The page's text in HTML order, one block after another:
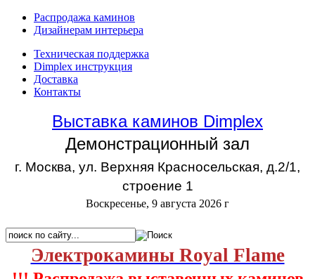
Распродажа каминов
Дизайнерам интерьера
Техническая поддержка
Dimplex инструкция
Доставка
Контакты
Выставка каминов Dimplex
Демонстрационный зал
г. Москва, ул. Верхняя Красносельская, д.2/1,
строение 1
Воскресенье, 9 августа 2026 г
Электрокамины Royal Flame